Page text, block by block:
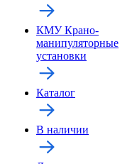
КМУ Крано-
манипуляторные
установки
Каталог
В наличии